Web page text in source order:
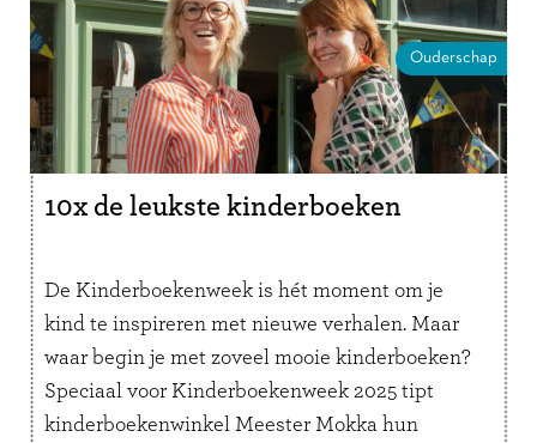
Ouderschap
10x de leukste kinderboeken
De Kinderboekenweek is hét moment om je
kind te inspireren met nieuwe verhalen. Maar
waar begin je met zoveel mooie kinderboeken?
Speciaal voor Kinderboekenweek 2025 tipt
kinderboekenwinkel Meester Mokka hun